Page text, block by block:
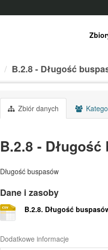
B.2.8 - Długość
Zbiór danych
B.2.8 -
Długość buspasów
Dane i zasoby
B.2.8. Długość
Dodatkowe informacje